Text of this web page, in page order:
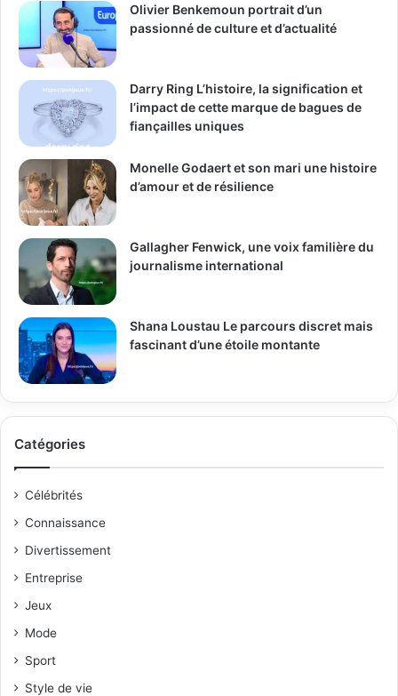
r
:
Olivier Benkemoun portrait d’un
passionné de culture et d’actualité
Darry Ring L’histoire, la signification et
l’impact de cette marque de bagues de
fiançailles uniques
Monelle Godaert et son mari une histoire
d’amour et de résilience
Gallagher Fenwick, une voix familière du
journalisme international
Shana Loustau Le parcours discret mais
fascinant d’une étoile montante
Catégories
Célébrités
Connaissance
Divertissement
Entreprise
Jeux
Mode
Sport
Style de vie